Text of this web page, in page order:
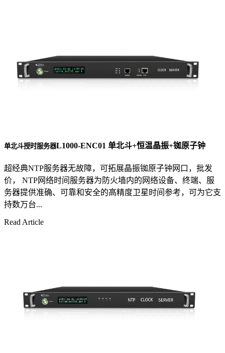
单北斗授时服务器L1000-ENC01 单北斗+恒温晶振+铷原子钟
超经典NTP服务器无故障，可拓展晶振铷原子钟网口，批发
价， NTP网络时间服务器为防火墙内的网络设备、终端、服
务器提供准确、可靠和安全的高精度卫星时间参考，可为它支
持数万台...
Read Article